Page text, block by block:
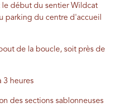
le début du sentier Wildcat
parking du centre d'accueil
de la boucle, soit près de
3 heures
des sections sablonneuses